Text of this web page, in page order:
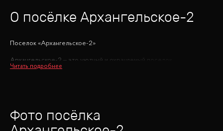
О посёлке Архангельское-2
Поселок «Архангельское-2»
Архангельское-2 – это уютный и охраняемый поселок,
расположенный всего в 9 километрах от МКАД по Новорижскому
инфраструктуре. Вблизи находятся детские сады и школы с
углубленным изучением предметов, что обеспечит детям
качественное образование. Гипермаркеты и фермерские рынки
Фото посёлка